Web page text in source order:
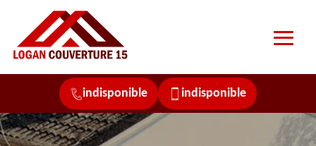
indisponible indisponible